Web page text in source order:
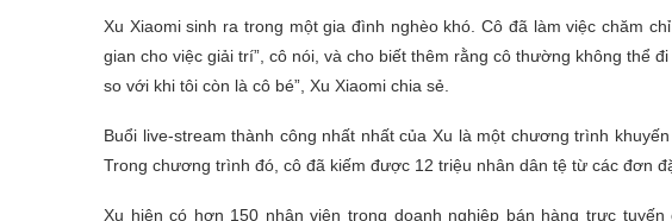
Xu Xiaomi sinh ra trong một gia đình nghèo khó. Cô đã làm việc chăm
gian cho việc giải trí”, cô nói, và cho biết thêm rằng cô thường không thể
so với khi tôi còn là cô bé”, Xu Xiaomi chia sẻ.
Buổi live-stream thành công nhất nhất của Xu là một chương trình
Trong chương trình đó, cô đã kiếm được 12 triệu nhân dân tệ từ các đơn
Xu hiện có hơn 150 nhân viên trong doanh nghiệp bán hàng trực